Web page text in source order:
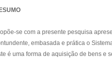
se com a presente pesquisa
embasada e prática o
é uma forma de aquisição de bens e